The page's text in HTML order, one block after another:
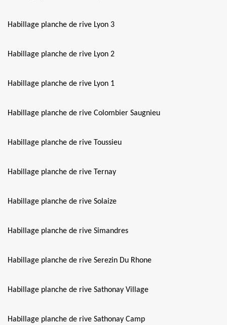
Habillage planche de rive Lyon 3
Habillage planche de rive Lyon 2
Habillage planche de rive Lyon 1
Habillage planche de rive Colombier Saugnieu
Habillage planche de rive Toussieu
Habillage planche de rive Ternay
Habillage planche de rive Solaize
Habillage planche de rive Simandres
Habillage planche de rive Serezin Du Rhone
Habillage planche de rive Sathonay Village
Habillage planche de rive Sathonay Camp